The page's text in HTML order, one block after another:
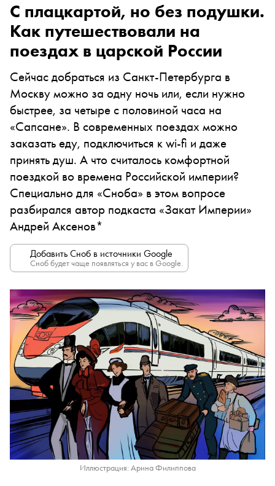
С плацкартой, но без подушки.
Как путешествовали на
поездах в царской России
Сейчас добраться из Санкт-Петербурга в
Москву можно за одну ночь или, если нужно
быстрее, за четыре с половиной часа на
«Сапсане». В современных поездах можно
заказать еду, подключиться к wi-fi и даже
принять душ. А что считалось комфортной
поездкой во времена Российской империи?
Специально для «Сноба» в этом вопросе
разбирался автор подкаста «Закат Империи»
Андрей Аксенов*
Добавить Сноб в источники Google
Сноб будет чаще появляться у вас в Google.
Иллюстрация: Арина Филиппова